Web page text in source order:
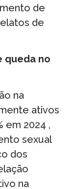
de
de
queda no
na
ativos
em 2024 ,
sexual
dos
na